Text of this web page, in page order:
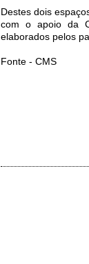
Destes dois
com o apoio da
elaborados pelos
Fonte - CMS